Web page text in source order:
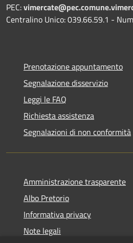
PEC:
Centralino Unico: 039.66.59.1 -
Prenotazione appuntamento
Segnalazione disservizio
Leggi le FAQ
Richiesta assistenza
Segnalazioni di non conformità
Amministrazione trasparente
Albo Pretorio
Informativa privacy
Note legali